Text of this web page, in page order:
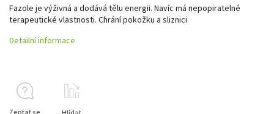
Fazole je výživná a dodává tělu energii. Navíc má nepopiratelné
terapeutické vlastnosti. Chrání pokožku a sliznici
Detailní informace